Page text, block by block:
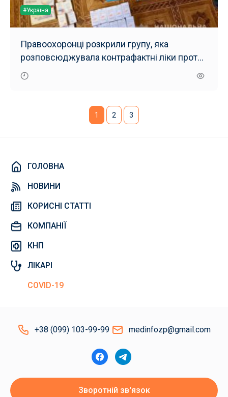
#Україна
Правоохоронці розкрили групу, яка
розповсюджувала контрафактні ліки проти
COVID-19 у Запорізькій області
1 2 3
ГОЛОВНА
НОВИНИ
КОРИСНІ СТАТТІ
КОМПАНІЇ
КНП
ЛІКАРІ
COVID-19
+38 (099) 103-99-99 medinfozp@gmail.com
Зворотній зв'язок